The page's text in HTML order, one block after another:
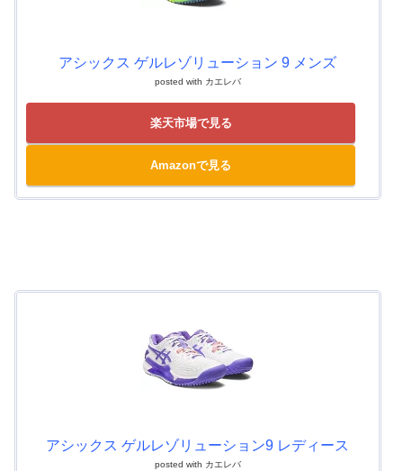
アシックス ゲルレゾリューション 9 メンズ
posted with カエレバ
楽天市場で見る
Amazonで見る
アシックス ゲルレゾリューション9 レディース
posted with カエレバ